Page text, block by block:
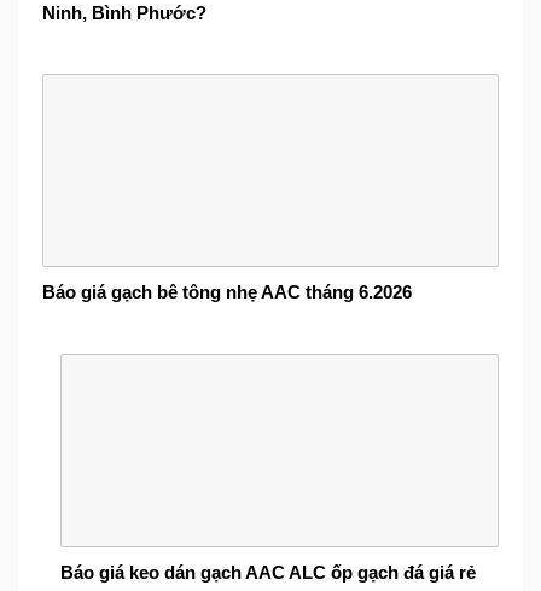
Ninh, Bình Phước?
Báo giá gạch bê tông nhẹ AAC tháng 6.2026
Báo giá keo dán gạch AAC ALC ốp gạch đá giá rẻ